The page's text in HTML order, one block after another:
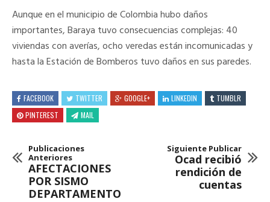
Aunque en el municipio de Colombia hubo daños
importantes, Baraya tuvo consecuencias complejas: 40
viviendas con averías, ocho veredas están incomunicadas y
hasta la Estación de Bomberos tuvo daños en sus paredes.
FACEBOOK TWITTER GOOGLE+ LINKEDIN
TUMBLR
PINTEREST
MAIL
Publicaciones
Anteriores
AFECTACIONES
POR SISMO
DEPARTAMENTO
Siguiente Publicar
Ocad recibió
rendición de
cuentas